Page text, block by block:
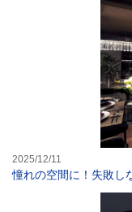
2025/12/11
憧れの空間に！失敗し